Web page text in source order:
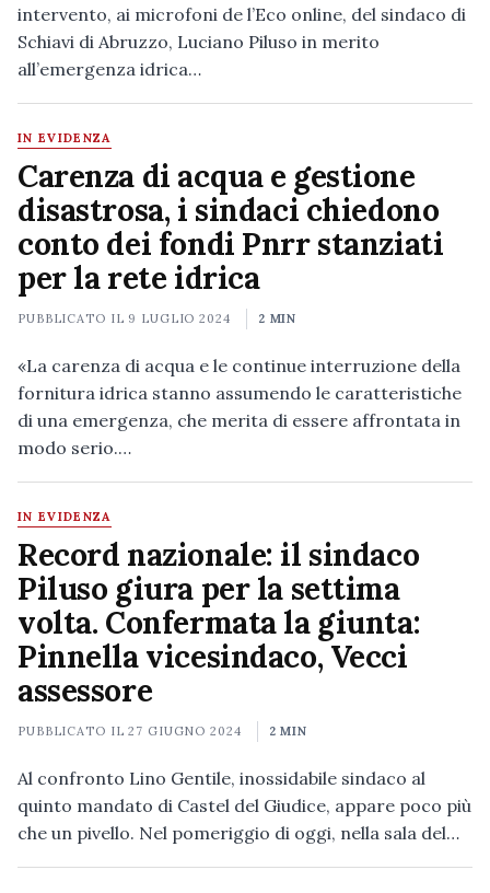
intervento, ai microfoni de l’Eco online, del sindaco di
Schiavi di Abruzzo, Luciano Piluso in merito
all’emergenza idrica…
IN EVIDENZA
Carenza di acqua e gestione
disastrosa, i sindaci chiedono
conto dei fondi Pnrr stanziati
per la rete idrica
PUBBLICATO IL 9 LUGLIO 2024 2 MIN
«La carenza di acqua e le continue interruzione della
fornitura idrica stanno assumendo le caratteristiche
di una emergenza, che merita di essere affrontata in
modo serio.…
IN EVIDENZA
Record nazionale: il sindaco
Piluso giura per la settima
volta. Confermata la giunta:
Pinnella vicesindaco, Vecci
assessore
PUBBLICATO IL27 GIUGNO 2024 2 MIN
Al confronto Lino Gentile, inossidabile sindaco al
quinto mandato di Castel del Giudice, appare poco più
che un pivello. Nel pomeriggio di oggi, nella sala del…